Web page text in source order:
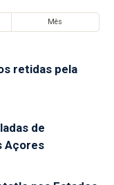
Mês
retidas pela
de
Açores